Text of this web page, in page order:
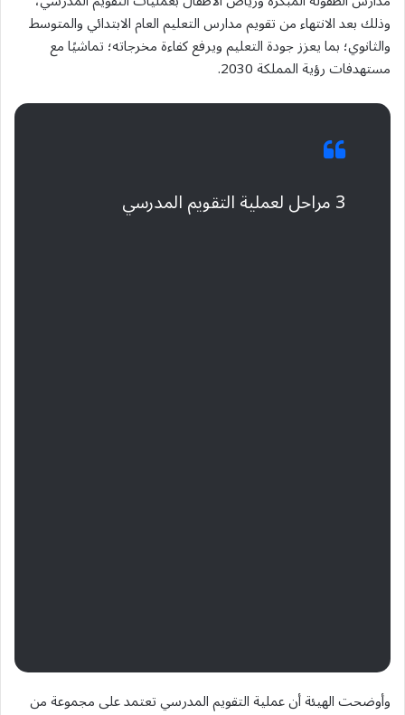
وذلك بعد الانتهاء من تقويم مدارس التعليم العام الابتدائي والمتوسط
والثانوي؛ بما يعزز جودة التعليم ويرفع كفاءة مخرجاته؛ تماشيًا مع
مستهدفات رؤية المملكة 2030.
3 مراحل لعملية التقويم المدرسي
وأوضحت الهيئة أن عملية التقويم المدرسي تعتمد على مجموعة من